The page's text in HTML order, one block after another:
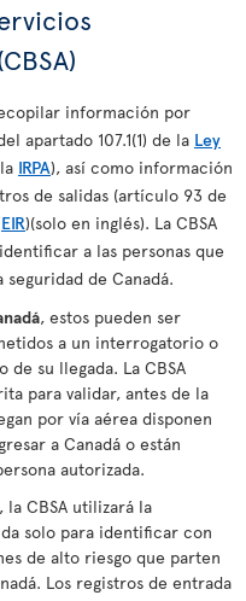
información por
apartado 107.1(1) de la Ley
IRPA), así como información
de salidas (artículo 93 de
EIR)(solo en inglés). La CBSA
a las personas que
de Canadá.
, estos pueden ser
a un interrogatorio o
su llegada. La CBSA
para validar, antes de la
por vía aérea disponen
a Canadá o están
autorizada.
, la CBSA utilizará la
solo para identificar con
de alto riesgo que parten
Los registros de entrada